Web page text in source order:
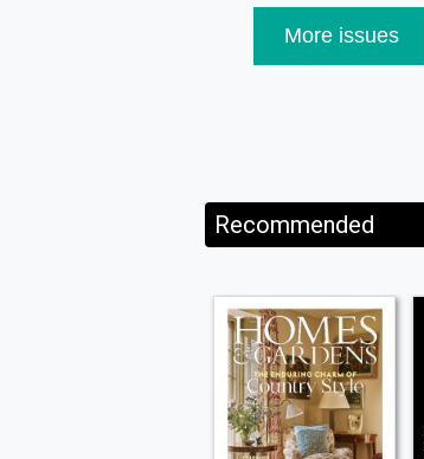
More issues
Recommended